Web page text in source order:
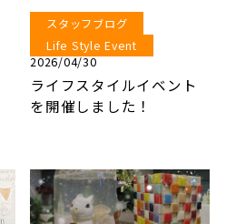
スタッフブログ
Life Style Event
2026/04/30
ライフスタイルイベント
を開催しました！